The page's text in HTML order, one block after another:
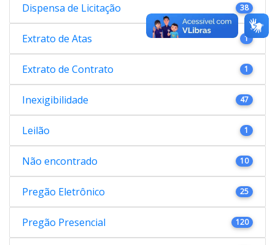
Dispensa de Licitação 38
Extrato de Atas 1
Extrato de Contrato 1
Inexigibilidade 47
Leilão 1
Não encontrado 10
Pregão Eletrônico 25
Pregão Presencial 120